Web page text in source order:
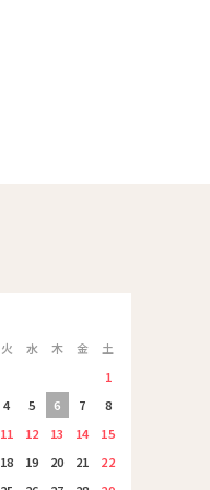
火 水 木 金
土
1
4 5 6 7
8
11 12 13 14
15
18 19 20 21
22